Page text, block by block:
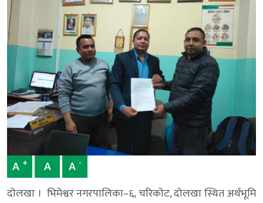
A + A A -
दोलखा । भिमेश्वर नगरपालिका–६, चरिकोट, दोलखा स्थित अर्थभूमि